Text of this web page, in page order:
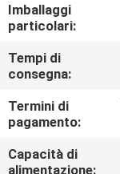
MAPPA
DEL
SITO
Imballaggi
particolari:
Tempi di
consegna:
Termini di
pagamento:
Capacità di
alimentazione: